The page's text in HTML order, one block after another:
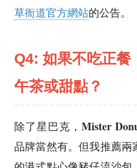
草衙道官方網站的公告。
Q4: 如果不吃正餐
午茶或甜點？
除了星巴克， Mister
品牌當然有。但我推薦兩